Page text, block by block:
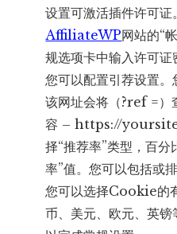
设置可激活插件许可
AffiliateWP网站的“
规选项卡中输入许可证
您可以配置引荐设置。
该网址会将（?ref =）
容 – https://
择“推荐率”类型，百
率”值。您可以包括或
您可以选择Cookie的
币、美元、欧元、英